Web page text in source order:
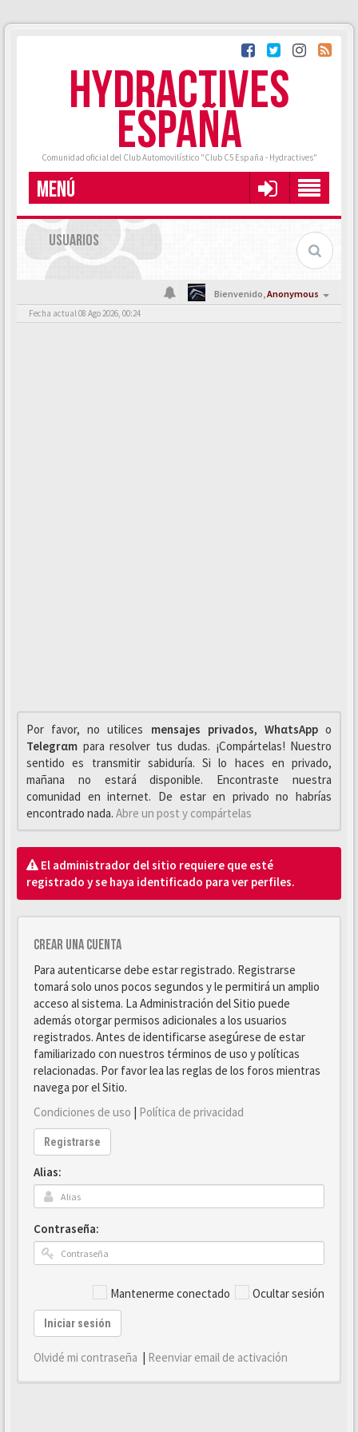
HYDRACTIVES
ESPAÑA
Comunidad oficial del Club Automovilístico "Club C5 España - Hydractives"
MENÚ
USUARIOS
Bienvenido,Anonymous
Fecha actual 08 Ago 2026, 00:24
Por favor, no utilices mensajes privados, WhαtsAppo
Telegrαm para resolver tus dudas. ¡Compártelas! Nuestro
sentido es transmitir sabiduría. Si lo haces en privado,
mañana no estará disponible. Encontraste nuestra
comunidad en internet. De estar en privado no habrías
encontrado nada. Abre un post y compártelas
El administrador del sitio requiere que esté
registrado y se haya identificado para ver perfiles.
Crear una cuenta
Para autenticarse debe estar registrado. Registrarse
tomará solo unos pocos segundos y le permitirá un amplio
acceso al sistema. La Administración del Sitio puede
además otorgar permisos adicionales a los usuarios
registrados. Antes de identificarse asegúrese de estar
familiarizado con nuestros términos de uso y políticas
relacionadas. Por favor lea las reglas de los foros mientras
navega por el Sitio.
Condiciones de uso | Política de privacidad
Registrarse
Alias:
Contraseña:
Mantenerme conectado Ocultar sesión
Iniciar sesión
Olvidé mi contraseña | Reenviar email de activación